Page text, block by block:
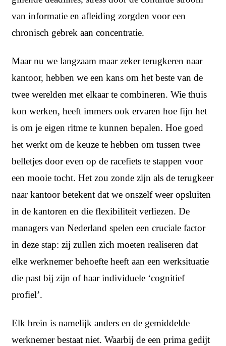
van informatie en afleiding zorgden voor een
chronisch gebrek aan concentratie.
Maar nu we langzaam maar zeker terugkeren naar
kantoor, hebben we een kans om het beste van de
twee werelden met elkaar te combineren. Wie thuis
kon werken, heeft immers ook ervaren hoe fijn het
is om je eigen ritme te kunnen bepalen. Hoe goed
het werkt om de keuze te hebben om tussen twee
belletjes door even op de racefiets te stappen voor
een mooie tocht. Het zou zonde zijn als de terugkeer
naar kantoor betekent dat we onszelf weer opsluiten
in de kantoren en die flexibiliteit verliezen. De
managers van Nederland spelen een cruciale factor
in deze stap: zij zullen zich moeten realiseren dat
elke werknemer behoefte heeft aan een werksituatie
die past bij zijn of haar individuele ‘cognitief
profiel’.
Elk brein is namelijk anders en de gemiddelde
werknemer bestaat niet. Waarbij de een prima gedijt